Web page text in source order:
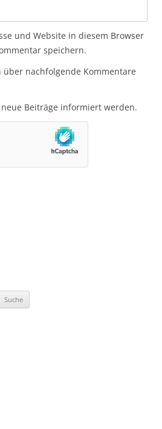
und Website in diesem Browser
speichern.
über nachfolgende Kommentare
Beiträge informiert werden.